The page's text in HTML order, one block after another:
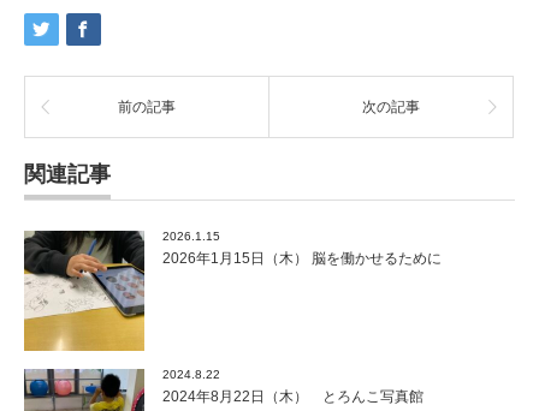
前の記事 次の記事
関連記事
2026.1.15
2026年1月15日（木） 脳を働かせるために
2024.8.22
2024年8月22日（木） とろんこ写真館